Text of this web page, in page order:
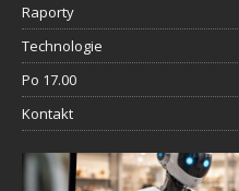
Raporty
Technologie
Po 17.00
Kontakt